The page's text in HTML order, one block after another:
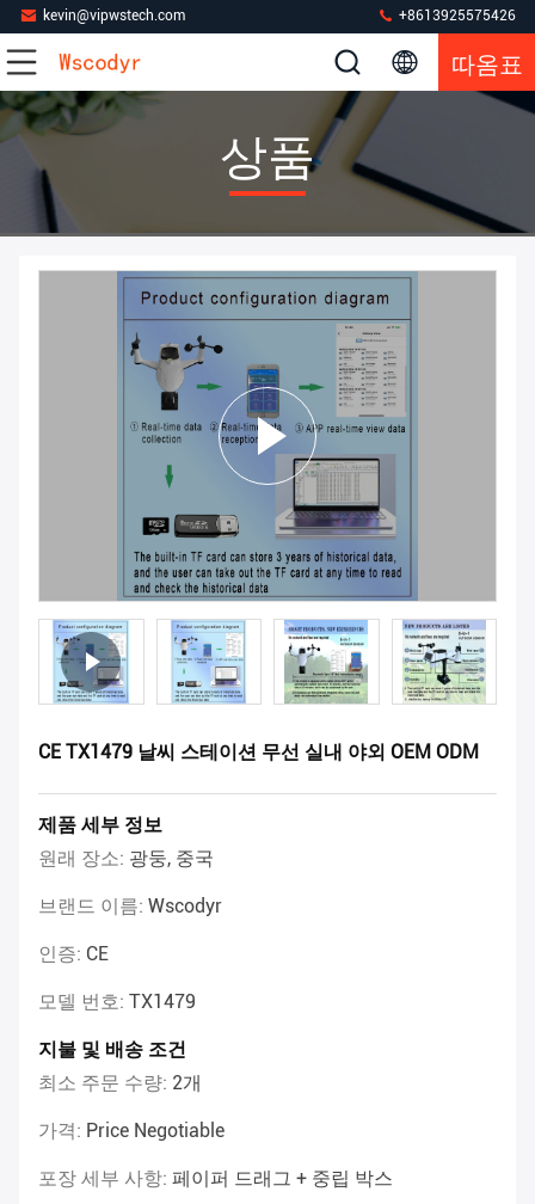
kevin@vipwstech.com +8613925575426
따옴표
상품
CE TX1479 날씨 스테이션 무선 실내 야외 OEM ODM
제품 세부 정보
원래 장소: 광둥, 중국
브랜드 이름: Wscodyr
인증: CE
모델 번호: TX1479
지불 및 배송 조건
최소 주문 수량: 2개
가격: Price Negotiable
포장 세부 사항: 페이퍼 드래그 + 중립 박스